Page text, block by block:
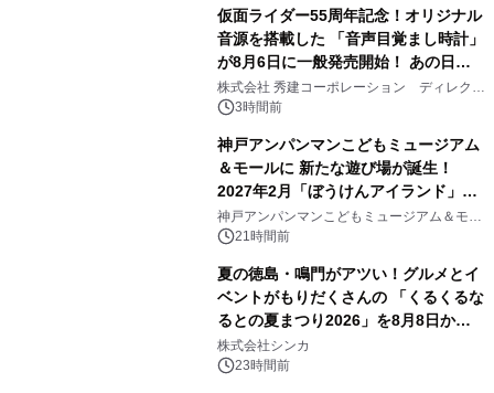
仮面ライダー55周年記念！オリジナル
音源を搭載した 「音声目覚まし時計」
が8月6日に一般発売開始！ あの日の
大興奮が今甦る
株式会社 秀建コーポレーション ディレクト
アートギャラリー
3時間前
神戸アンパンマンこどもミュージアム
＆モールに 新たな遊び場が誕生！
2027年2月「ぼうけんアイランド」が
オープン
神戸アンパンマンこどもミュージアム＆モー
ル 21時間前
夏の徳島・鳴門がアツい！グルメとイ
ベントがもりだくさんの 「くるくるな
るとの夏まつり2026」を8月8日から9
日間開催 ～夏限定メニューや大抽選
会、大学芋スティックの振る舞いも～
株式会社シンカ
23時間前